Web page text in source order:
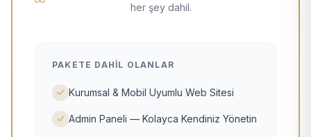
her şey dahil.
PAKETE DAHIL OLANLAR
Kurumsal & Mobil Uyumlu Web Sitesi
Admin Paneli — Kolayca Kendiniz Yönetin